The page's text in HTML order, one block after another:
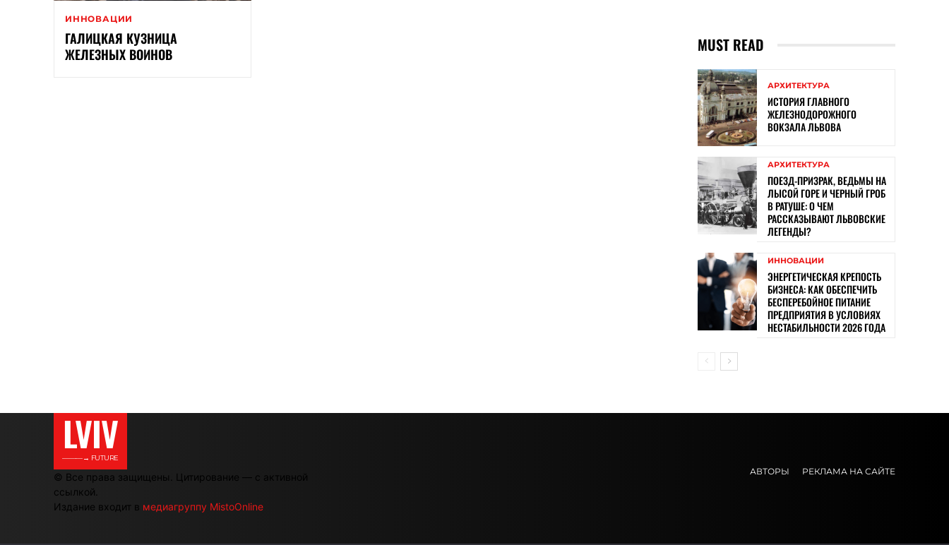
ИННОВАЦИИ
ГАЛИЦКАЯ КУЗНИЦА
ЖЕЛЕЗНЫХ ВОИНОВ
MUST READ
АРХИТЕКТУРА
ИСТОРИЯ ГЛАВНОГО
ЖЕЛЕЗНОДОРОЖНОГО
ВОКЗАЛА ЛЬВОВА
АРХИТЕКТУРА
ПОЕЗД-ПРИЗРАК, ВЕДЬМЫ НА
ЛЫСОЙ ГОРЕ И ЧЕРНЫЙ ГРОБ
В РАТУШЕ: О ЧЕМ
РАССКАЗЫВАЮТ ЛЬВОВСКИЕ
ЛЕГЕНДЫ?
ИННОВАЦИИ
ЭНЕРГЕТИЧЕСКАЯ КРЕПОСТЬ
БИЗНЕСА: КАК ОБЕСПЕЧИТЬ
БЕСПЕРЕБОЙНОЕ ПИТАНИЕ
ПРЕДПРИЯТИЯ В УСЛОВИЯХ
НЕСТАБИЛЬНОСТИ 2026 ГОДА
LVIV
———→ FUTURE
© Все права защищены. Цитирование — с активной
ссылкой.
Издание входит в медиагруппу MistoOnline
АВТОРЫ РЕКЛАМА НА САЙТЕ